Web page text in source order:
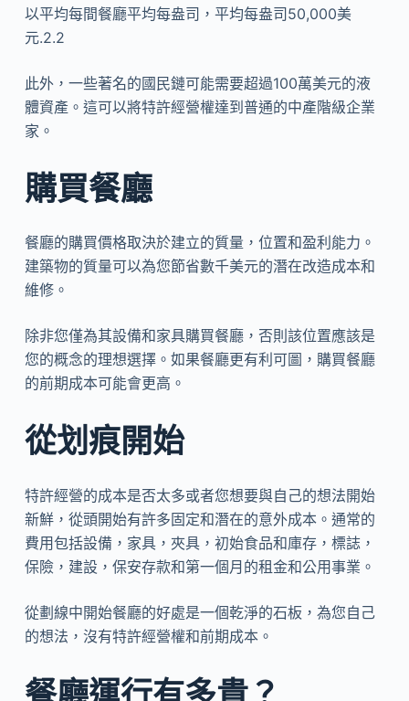
以平均每間餐廳平均每盎司，平均每盎司50,000美
元.2.2
此外，一些著名的國民鏈可能需要超過100萬美元的液
體資產。這可以將特許經營權達到普通的中產階級企業
家。
購買餐廳
餐廳的購買價格取決於建立的質量，位置和盈利能力。
建築物的質量可以為您節省數千美元的潛在改造成本和
維修。
除非您僅為其設備和家具購買餐廳，否則該位置應該是
您的概念的理想選擇。如果餐廳更有利可圖，購買餐廳
的前期成本可能會更高。
從划痕開始
特許經營的成本是否太多或者您想要與自己的想法開始
新鮮，從頭開始有許多固定和潛在的意外成本。通常的
費用包括設備，家具，夾具，初始食品和庫存，標誌，
保險，建設，保安存款和第一個月的租金和公用事業。
從劃線中開始餐廳的好處是一個乾淨的石板，為您自己
的想法，沒有特許經營權和前期成本。
餐廳運行有多貴？